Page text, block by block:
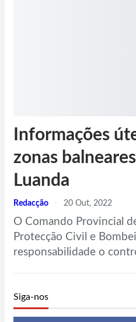
Informações
zonas
Luanda
Redacção 20 Out, 2022
O Comando Provincial
Protecção Civil e
responsabilidade o
Siga-nos